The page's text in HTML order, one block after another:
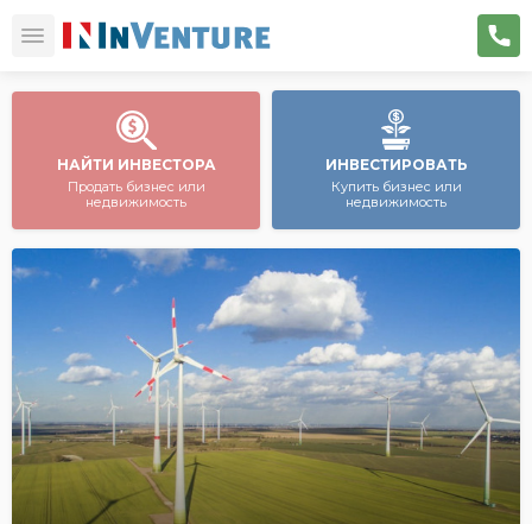
НАЙТИ ИНВЕСТОРА
Продать бизнес или
недвижимость
ИНВЕСТИРОВАТЬ
Купить бизнес или
недвижимость